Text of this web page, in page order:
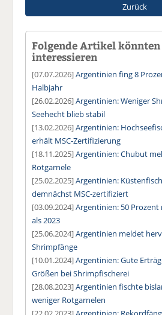
Zurück
Folgende Artikel könnten
interessieren
[07.07.2026]Argentinien fing 8
Halbjahr
[26.02.2026]Argentinien: Weniger
Seehecht blieb stabil
[13.02.2026]Argentinien:
erhält MSC-Zertifizierung
[18.11.2025]Argentinien: Chubut
Rotgarnele
[25.02.2025]Argentinien:
demnächst MSC-zertifiziert
[03.09.2024]Argentinien: 50
als 2023
[25.06.2024]Argentinien meldet
Shrimpfänge
[10.01.2024]Argentinien: Gute
Größen bei Shrimpfischerei
[28.08.2023]Argentinien fischte
weniger Rotgarnelen